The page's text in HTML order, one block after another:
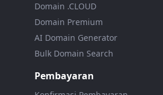
Domain .CLOUD
Domain Premium
AI Domain Generator
Bulk Domain Search
Pembayaran